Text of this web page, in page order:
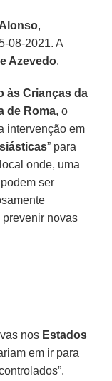
,
08-2021. A
Azevedo.
às Crianças da
de Roma, o
intervenção em
” para
onde, uma
ser
novas
nos Estados
em ir para